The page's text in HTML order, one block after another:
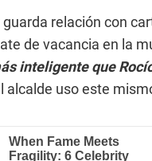
relación con
de vacancia en la
inteligente que
alcalde uso este